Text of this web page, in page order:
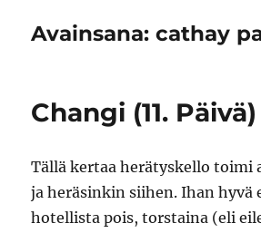
Avainsana:cathay
Changi (11. Päivä)
Tällä kertaa herätyskello toimi
ja heräsinkin siihen. Ihan hyvä
hotellista pois, torstaina (eli